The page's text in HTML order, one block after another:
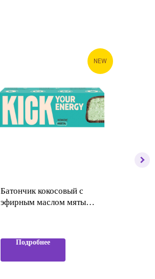
NEW
Батончик кокосовый с
эфирным маслом мяты
Подробнее